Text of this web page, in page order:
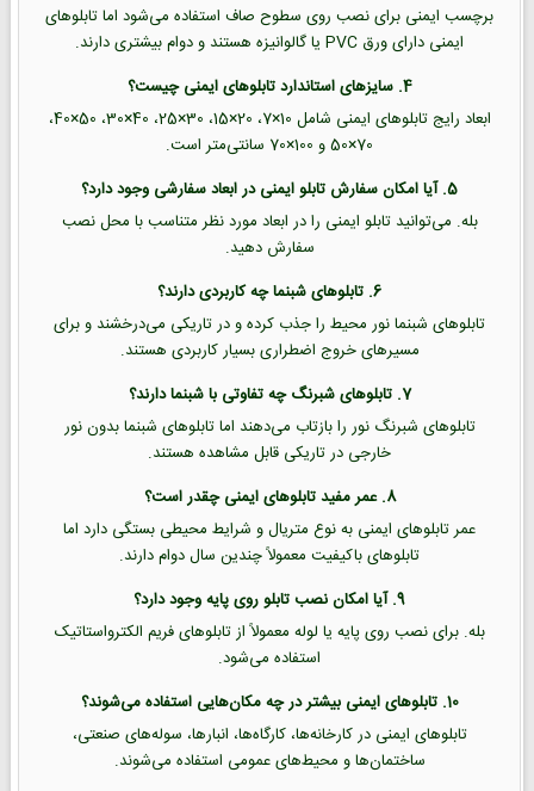
برچسب ایمنی برای نصب روی سطوح صاف استفاده می‌شود اما تابلوهای
ایمنی دارای ورق PVC یا گالوانیزه هستند و دوام بیشتری دارند.
4. سایزهای استاندارد تابلوهای ایمنی چیست؟
ابعاد رایج تابلوهای ایمنی شامل 10×7، 20×15، 30×25، 40×30، 50×40،
70×50 و 100×70 سانتی‌متر است.
5. آیا امکان سفارش تابلو ایمنی در ابعاد سفارشی وجود دارد؟
بله. می‌توانید تابلو ایمنی را در ابعاد مورد نظر متناسب با محل نصب
سفارش دهید.
6. تابلوهای شبنما چه کاربردی دارند؟
تابلوهای شبنما نور محیط را جذب کرده و در تاریکی می‌درخشند و برای
مسیرهای خروج اضطراری بسیار کاربردی هستند.
7. تابلوهای شبرنگ چه تفاوتی با شبنما دارند؟
تابلوهای شبرنگ نور را بازتاب می‌دهند اما تابلوهای شبنما بدون نور
خارجی در تاریکی قابل مشاهده هستند.
8. عمر مفید تابلوهای ایمنی چقدر است؟
عمر تابلوهای ایمنی به نوع متریال و شرایط محیطی بستگی دارد اما
تابلوهای باکیفیت معمولاً چندین سال دوام دارند.
9. آیا امکان نصب تابلو روی پایه وجود دارد؟
بله. برای نصب روی پایه یا لوله معمولاً از تابلوهای فریم الکترواستاتیک
استفاده می‌شود.
10. تابلوهای ایمنی بیشتر در چه مکان‌هایی استفاده می‌شوند؟
تابلوهای ایمنی در کارخانه‌ها، کارگاه‌ها، انبارها، سوله‌های صنعتی،
ساختمان‌ها و محیط‌های عمومی استفاده می‌شوند.